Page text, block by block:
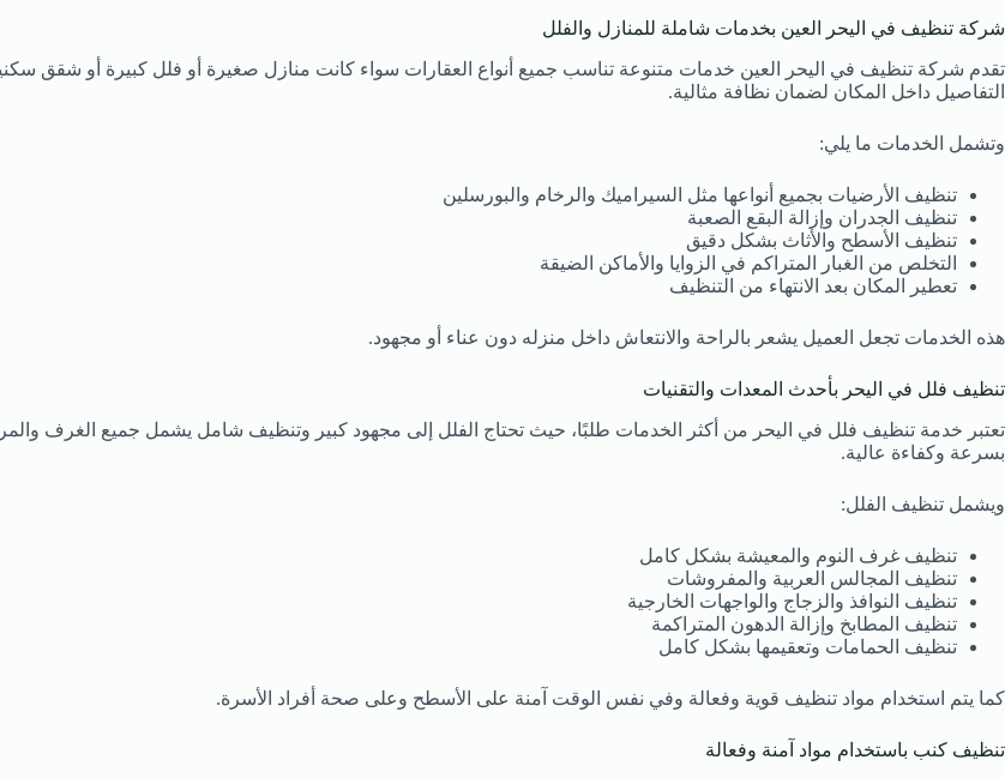
شركة تنظيف في اليحر العين بخدمات شاملة للمنازل والفلل
تقدم شركة تنظيف في اليحر العين خدمات متنوعة تناسب جميع أنواع العقارات سواء كانت منازل صغيرة أو فلل كبيرة أو شقق
التفاصيل داخل المكان لضمان نظافة مثالية.
وتشمل الخدمات ما يلي:
تنظيف الأرضيات بجميع أنواعها مثل السيراميك والرخام والبورسلين
تنظيف الجدران وإزالة البقع الصعبة
تنظيف الأسطح والأثاث بشكل دقيق
التخلص من الغبار المتراكم في الزوايا والأماكن الضيقة
تعطير المكان بعد الانتهاء من التنظيف
هذه الخدمات تجعل العميل يشعر بالراحة والانتعاش داخل منزله دون عناء أو مجهود.
تنظيف فلل في اليحر بأحدث المعدات والتقنيات
تعتبر خدمة تنظيف فلل في اليحر من أكثر الخدمات طلبًا، حيث تحتاج الفلل إلى مجهود كبير وتنظيف شامل يشمل جميع الغرف
بسرعة وكفاءة عالية.
ويشمل تنظيف الفلل:
تنظيف غرف النوم والمعيشة بشكل كامل
تنظيف المجالس العربية والمفروشات
تنظيف النوافذ والزجاج والواجهات الخارجية
تنظيف المطابخ وإزالة الدهون المتراكمة
تنظيف الحمامات وتعقيمها بشكل كامل
كما يتم استخدام مواد تنظيف قوية وفعالة وفي نفس الوقت آمنة على الأسطح وعلى صحة أفراد الأسرة.
تنظيف كنب باستخدام مواد آمنة وفعالة